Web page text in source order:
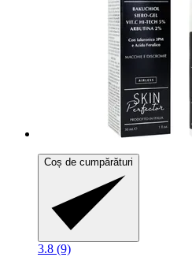
Coș de cumpărături
3.8 (9)